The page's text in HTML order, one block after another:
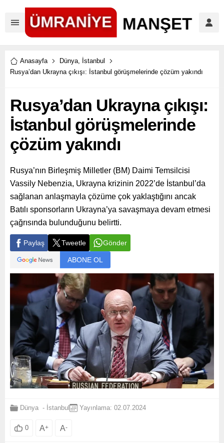
Anasayfa Dünya, İstanbul
Rusya’dan Ukrayna çıkışı: İstanbul görüşmelerinde çözüm yakındı
Rusya’dan Ukrayna çıkışı:
İstanbul görüşmelerinde
çözüm yakındı
Rusya’nın Birleşmiş Milletler (BM) Daimi Temsilcisi
Vassily Nebenzia, Ukrayna krizinin 2022’de İstanbul’da
sağlanan anlaşmayla çözüme çok yaklaştığını ancak
Batılı sponsorların Ukrayna’ya savaşmaya devam etmesi
çağrısında bulunduğunu belirtti.
Paylaş Tweetle Gönder
ABONE OL
Dünya - İstanbul Yayınlama: 02.07.2024
0 A+ A-